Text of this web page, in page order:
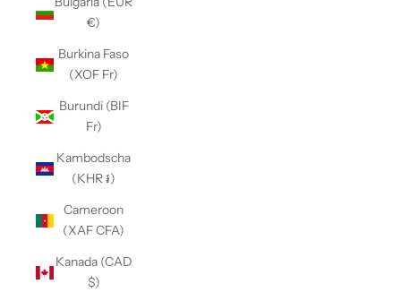
€)
Burkina Faso
(XOF Fr)
Burundi (BIF
Fr)
Kambodscha
(KHR ៛)
Cameroon
(XAF CFA)
Kanada (CAD
$)